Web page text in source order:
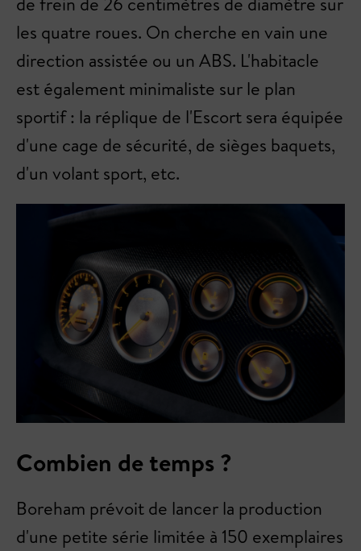
les quatre roues. On cherche en vain une
direction assistée ou un ABS. L'habitacle
est également minimaliste sur le plan
sportif : la réplique de l'Escort sera équipée
d'une cage de sécurité, de sièges baquets,
d'un volant sport, etc.
Combien de temps ?
Boreham prévoit de lancer la production
d'une petite série limitée à 150 exemplaires